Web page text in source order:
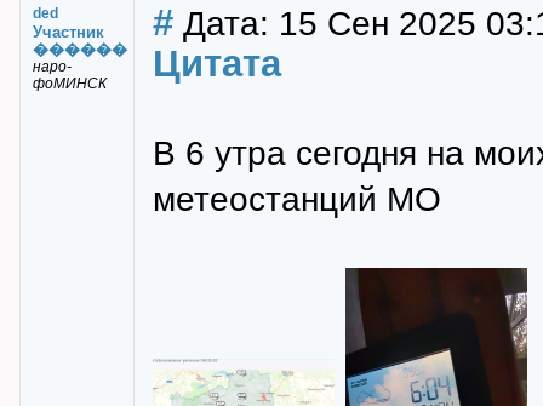
ded
Участник
������
наро-
фоМИНСК
# Дата: 15 Сен 2025
Цитата
В 6 утра сегодня на
метеостанций МО